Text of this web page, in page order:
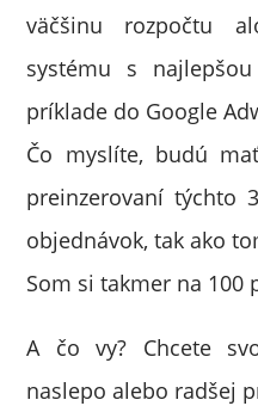
väčšinu rozpočtu
systému s
príklade do Google
Čo myslíte, budú
preinzerovaní týchto
objednávok, tak ako
Som si takmer na 100
A čo vy? Chcete
naslepo alebo radšej